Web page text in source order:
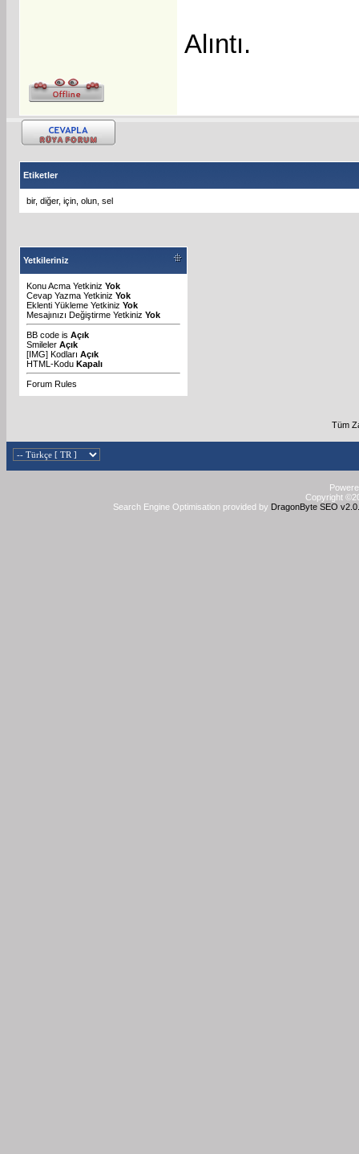
Alıntı.
Etiketler
bir, diğer, için olun sel
Yetkileriniz
Konu Acma Yetkiniz Yok
Cevap Yazma Yetkiniz Yok
Eklenti Yükleme Yetkiniz Yok
Mesajınızı Değiştirme Yetkiniz Yok
BB code is Açık
Smileler Açık
[IMG] Kodları Açık
HTML-Kodu Kapalı
Forum Rules
Tüm
Copyright
Search Engine Optimisation provided by DragonByte SEO